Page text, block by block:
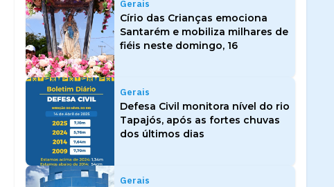
Gerais
Círio das Crianças emociona
Santarém e mobiliza milhares de
fiéis neste domingo, 16
Gerais
Defesa Civil monitora nível do rio
Tapajós, após as fortes chuvas
dos últimos dias
Gerais